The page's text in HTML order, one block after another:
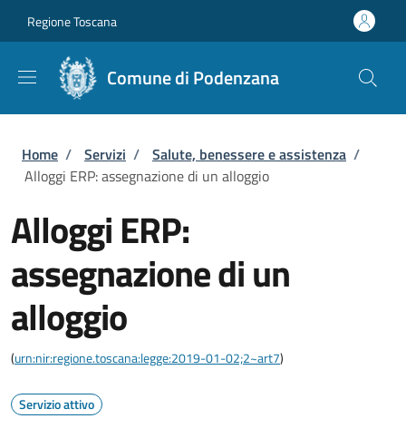
Regione Toscana
Comune di Podenzana
Briciole di pane
Home / Servizi / Salute, benessere e assistenza /
Alloggi ERP: assegnazione di un alloggio
Alloggi ERP:
assegnazione di un
alloggio
(urn:nir:regione.toscana:legge:2019-01-02;2~art7)
Servizio attivo